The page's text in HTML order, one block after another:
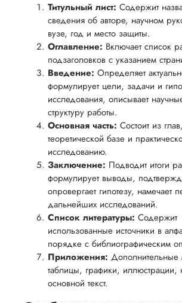
Титульный лист: Содержит
сведения об авторе, научном
вузе, год и место защиты.
Оглавление: Включает список
подзаголовков с указанием
Введение: Определяет
формулирует цели, задачи и
исследования, описывает
структуру работы.
Основная часть: Состоит из
теоретической базе и
исследованию.
Заключение: Подводит итоги
формулирует выводы,
опровергает гипотезу, намечает
дальнейших исследований.
Список литературы: Содержит
использованные источники в
порядке с библиографическим
Приложения: Дополнительные
таблицы, графики,
основной текст.